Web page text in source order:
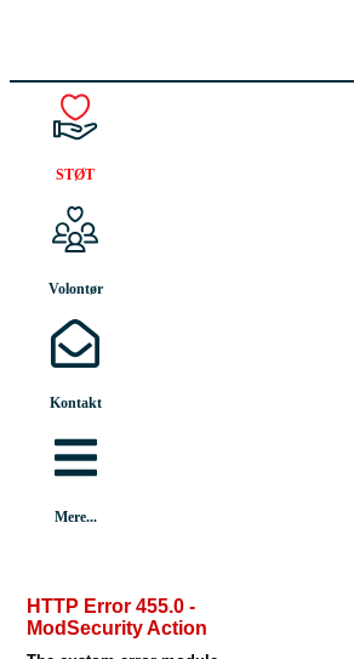
STØT
Volontør
Kontakt
Mere...